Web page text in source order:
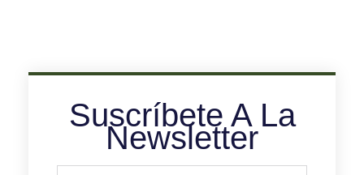
Suscríbete A La
Newsletter